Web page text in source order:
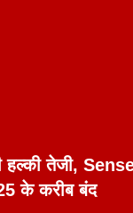
हल्की तेजी,
के करीब बंद